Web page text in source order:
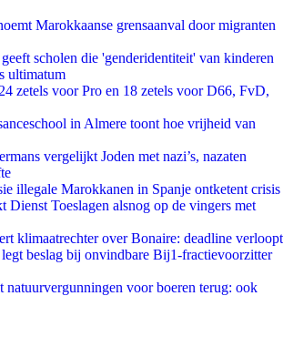
Marokkaanse grensaanval door migranten
scholen die 'genderidentiteit' van kinderen
ultimatum
zetels voor Pro en 18 zetels voor D66, FvD,
in Almere toont hoe vrijheid van
vergelijkt Joden met nazi’s, nazaten
illegale Marokkanen in Spanje ontketent crisis
Dienst Toeslagen alsnog op de vingers met
klimaatrechter over Bonaire: deadline verloopt
beslag bij onvindbare Bij1-fractievoorzitter
natuurvergunningen voor boeren terug: ook